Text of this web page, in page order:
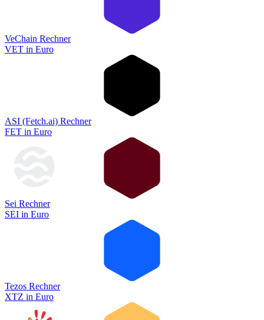
VeChain Rechner
VET in Euro
ASI (Fetch.ai) Rechner
FET in Euro
Sei Rechner
SEI in Euro
Tezos Rechner
XTZ in Euro